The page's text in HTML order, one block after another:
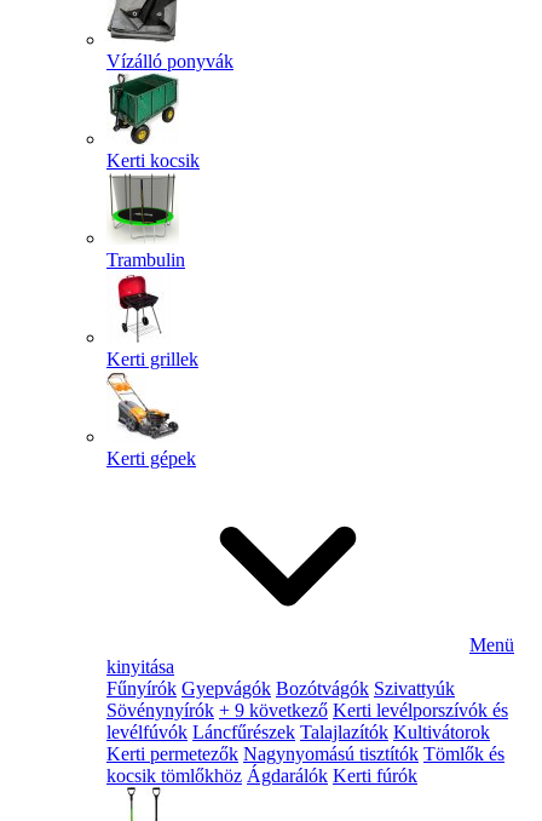
Vízálló ponyvák
Kerti kocsik
Trambulin
Kerti grillek
Kerti gépek
Menü
kinyitása
Fűnyírók Gyepvágók Bozótvágók Szivattyúk
Sövénynyírók + 9 következő Kerti levélporszívók és
levélfúvók Láncfűrészek Talajlazítók Kultivátorok
Kerti permetezők Nagynyomású tisztítók Tömlők és
kocsik tömlőkhöz Ágdarálók Kerti fúrók